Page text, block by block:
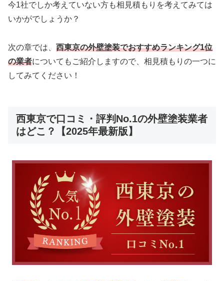
今1社でしか考えていない方も相見積もりを考えてみては
いかがでしょうか？
次の章では、 西東京の外壁塗装でおすすめランキング1位
の業者についてもご紹介しますので、相見積もりの一つに
してみてください！
西東京で口コミ・評判No.1の外壁塗装業者
はどこ？【2025年最新版】